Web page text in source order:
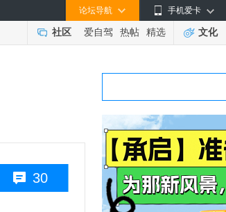
手机爱卡
论坛导航
社区 爱自驾 热帖 精选 文化
30